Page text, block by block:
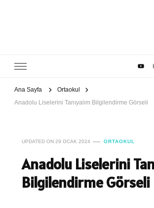
Ana Sayfa
Ortaokul
Anadolu Liselerini Tanıyalım Bilgilendirme Görseli
UPDATED ON 29 OCAK 2024 ORTAOKUL
Anadolu Liselerini
Bilgilendirme Görseli